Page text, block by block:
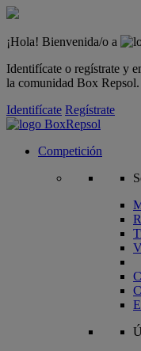
¡Hola! Bienvenida/o a
Identifícate o regístrate y
la comunidad Box Repsol.
Identifícate Regístrate
Competición